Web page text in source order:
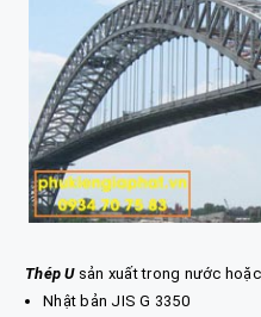
Thép Usản xuất trong nước
Nhật bản JIS G 3350